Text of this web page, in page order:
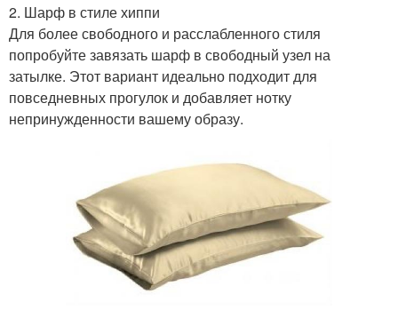
2. Шарф в стиле хиппи
Для более свободного и расслабленного стиля
попробуйте завязать шарф в свободный узел на
затылке. Этот вариант идеально подходит для
повседневных прогулок и добавляет нотку
непринужденности вашему образу.